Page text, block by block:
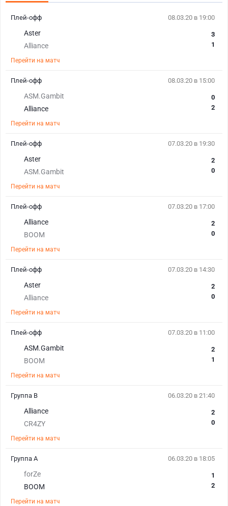
08.03.20 в 19:00
Aster
Alliance
3
1
Перейти на матч
Плей-офф
08.03.20 в 15:00
ASM.Gambit
Alliance
0
2
Перейти на матч
Плей-офф
07.03.20 в 19:30
Aster
ASM.Gambit
2
0
Перейти на матч
Плей-офф
07.03.20 в 17:00
Alliance
BOOM
2
0
Перейти на матч
Плей-офф
07.03.20 в 14:30
Aster
Alliance
2
0
Перейти на матч
Плей-офф
07.03.20 в 11:00
ASM.Gambit
BOOM
2
1
Перейти на матч
Плей-офф
06.03.20 в 21:40
Alliance
CR4ZY
2
0
Перейти на матч
Группа B
06.03.20 в 18:05
forZe
BOOM
1
2
Перейти на матч
Группа А